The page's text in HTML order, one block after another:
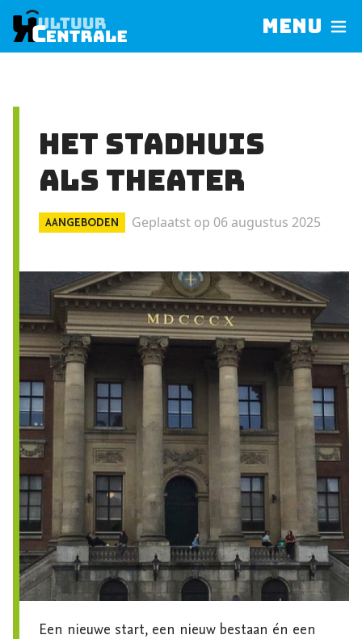
Menu
Het Stadhuis
als theater
AANGEBODEN Geplaatst op 06 augustus 2025
Een nieuwe start, een nieuw bestaan én een